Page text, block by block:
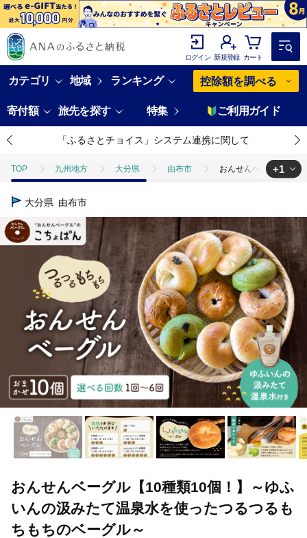
ログイン 新規登録 カート
カテゴリ 地域 ランキング 控除額を調べる
寄付額 旅先を探す 特集 ご利用ガイド
「ふるさとチョイス」システム連携に関して
TOP 九州地方 大分県 由布市 おんせんベーグル【10
TOP
+1
大分県 由布市
おんせんベーグル【10種類10個！】～ゆふ
いんの汲みたて温泉水を使ったつるつるも
ちもちのベーグル～